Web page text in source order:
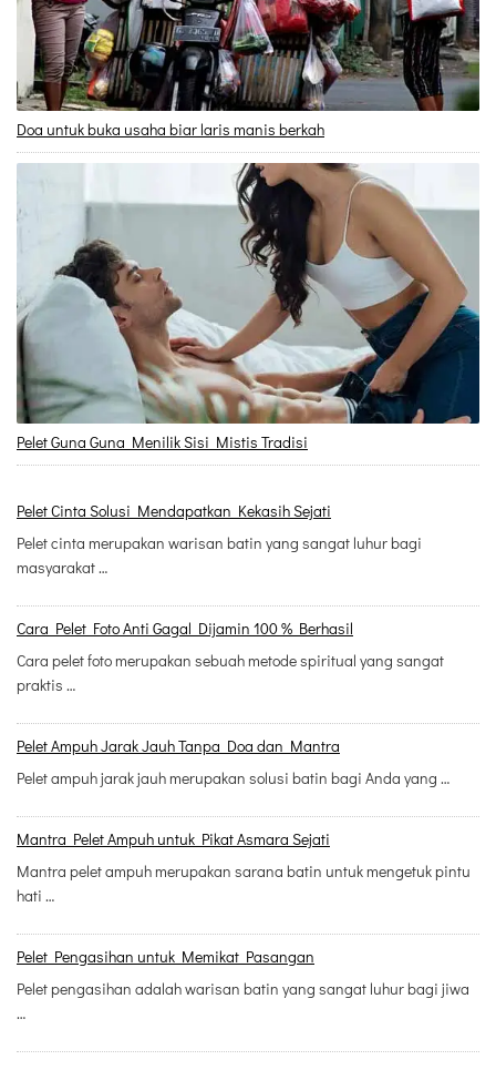
Doa untuk buka usaha biar laris manis berkah
Pelet Guna Guna Menilik Sisi Mistis Tradisi
Pelet Cinta Solusi Mendapatkan Kekasih Sejati
Pelet cinta merupakan warisan batin yang sangat luhur bagi
masyarakat …
Cara Pelet Foto Anti Gagal Dijamin 100 % Berhasil
Cara pelet foto merupakan sebuah metode spiritual yang sangat
praktis …
Pelet Ampuh Jarak Jauh Tanpa Doa dan Mantra
Pelet ampuh jarak jauh merupakan solusi batin bagi Anda yang …
Mantra Pelet Ampuh untuk Pikat Asmara Sejati
Mantra pelet ampuh merupakan sarana batin untuk mengetuk pintu
hati …
Pelet Pengasihan untuk Memikat Pasangan
Pelet pengasihan adalah warisan batin yang sangat luhur bagi jiwa
…